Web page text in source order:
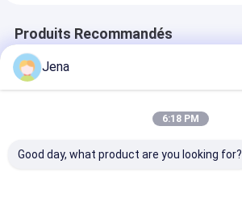
Produits Recommandés
Jena
6:18 PM
Good day, what product are you looking for?